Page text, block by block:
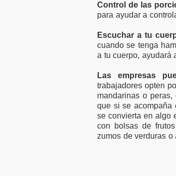
Control de las
para ayudar a
Escuchar a tu
cuando se tenga
a tu cuerpo, ayudará
Las empresas
trabajadores opten
mandarinas o
que si se acompaña
se convierta en algo
con bolsas de
zumos de verduras o